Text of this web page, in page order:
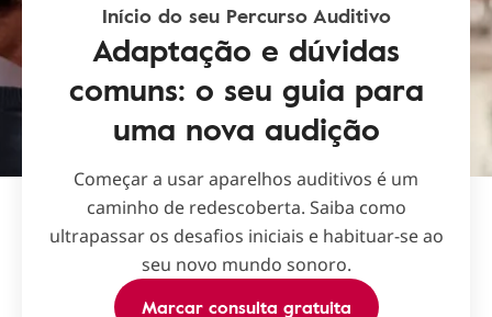
Início do seu Percurso Auditivo
Adaptação e dúvidas
comuns: o seu guia para
uma nova audição
Começar a usar aparelhos auditivos é um
caminho de redescoberta. Saiba como
ultrapassar os desafios iniciais e habituar-se ao
seu novo mundo sonoro.
Marcar consulta gratuita